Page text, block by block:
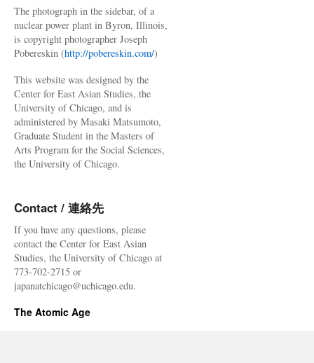
The photograph in the sidebar, of a
nuclear power plant in Byron, Illinois,
is copyright photographer Joseph
Pobereskin (http://pobereskin.com/)
This website was designed by the
Center for East Asian Studies, the
University of Chicago, and is
administered by Masaki Matsumoto,
Graduate Student in the Masters of
Arts Program for the Social Sciences,
the University of Chicago.
Contact / 連絡先
If you have any questions, please
contact the Center for East Asian
Studies, the University of Chicago at
773-702-2715 or
japanatchicago@uchicago.edu.
The Atomic Age